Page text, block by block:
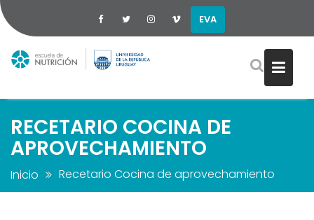
EVA
RECETARIO COCINA DE
APROVECHAMIENTO
Inicio Recetario Cocina de aprovechamiento